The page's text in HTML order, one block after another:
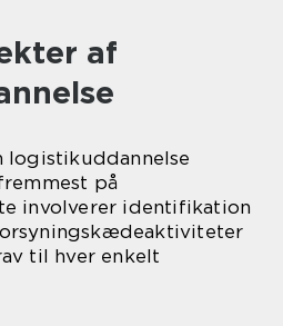
af
logistikuddannelse
på
involverer identifikation
til hver enkelt